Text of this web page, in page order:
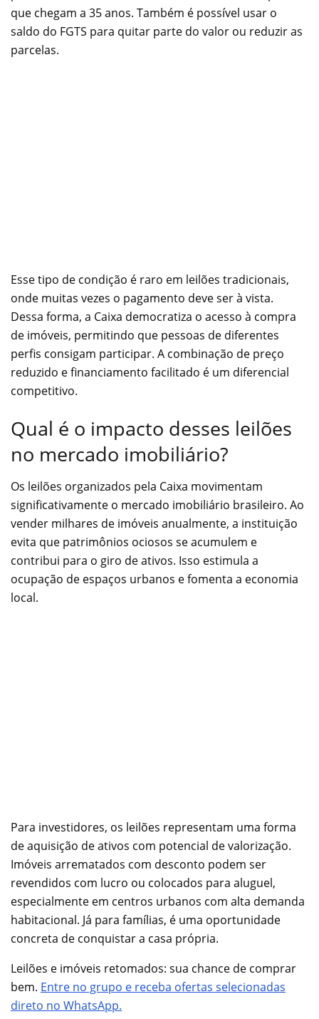
que chegam a 35 anos. Também é possível usar o
saldo do FGTS para quitar parte do valor ou reduzir as
parcelas.
Esse tipo de condição é raro em leilões tradicionais,
onde muitas vezes o pagamento deve ser à vista.
Dessa forma, a Caixa democratiza o acesso à compra
de imóveis, permitindo que pessoas de diferentes
perfis consigam participar. A combinação de preço
reduzido e financiamento facilitado é um diferencial
competitivo.
Qual é o impacto desses leilões
no mercado imobiliário?
Os leilões organizados pela Caixa movimentam
significativamente o mercado imobiliário brasileiro. Ao
vender milhares de imóveis anualmente, a instituição
evita que patrimônios ociosos se acumulem e
contribui para o giro de ativos. Isso estimula a
ocupação de espaços urbanos e fomenta a economia
local.
Para investidores, os leilões representam uma forma
de aquisição de ativos com potencial de valorização.
Imóveis arrematados com desconto podem ser
revendidos com lucro ou colocados para aluguel,
especialmente em centros urbanos com alta demanda
habitacional. Já para famílias, é uma oportunidade
concreta de conquistar a casa própria.
Leilões e imóveis retomados: sua chance de comprar
bem. Entre no grupo e receba ofertas selecionadas
direto no WhatsApp.